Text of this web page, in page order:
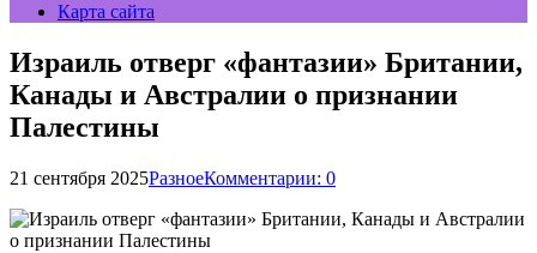
Карта сайта
Израиль отверг «фантазии» Британии,
Канады и Австралии о признании
Палестины
21 сентября 2025РазноеКомментарии: 0